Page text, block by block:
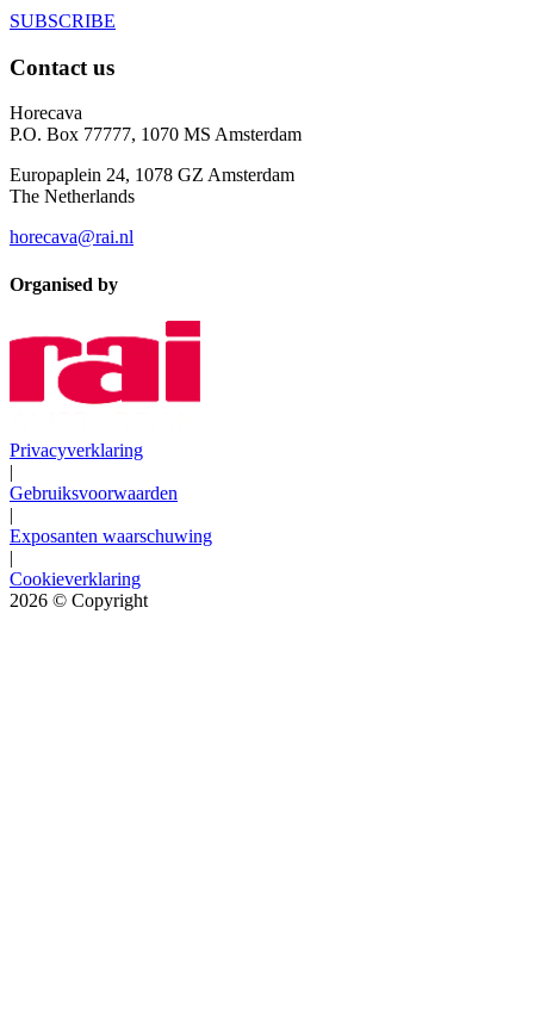
SUBSCRIBE
Contact us
Horecava
P.O. Box 77777, 1070 MS Amsterdam
Europaplein 24, 1078 GZ Amsterdam
The Netherlands
horecava@rai.nl
Organised by
Privacyverklaring
|
Gebruiksvoorwaarden
|
Exposanten waarschuwing
|
Cookieverklaring
2026 © Copyright